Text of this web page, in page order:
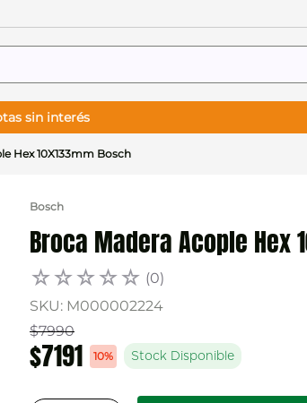
sin interés
Hex 10X133mm Bosch
Bosch
Broca Madera Acople Hex
☆☆☆☆☆ (0)
SKU: M000002224
$7990
$7191 10% Stock Disponible